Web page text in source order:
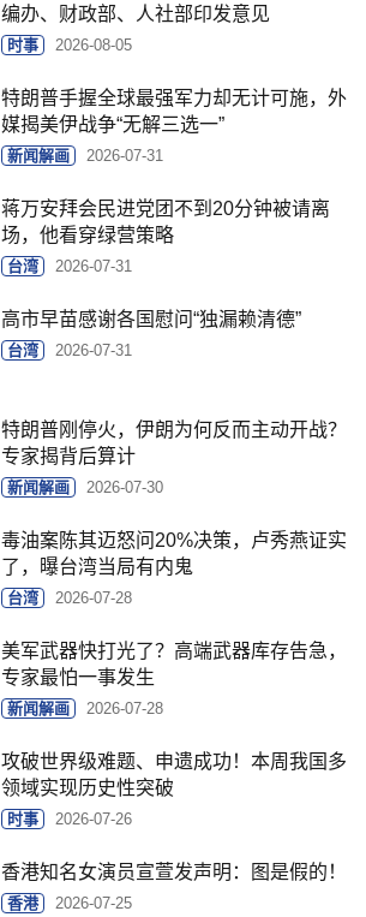
编办、财政部、人社部印发意见
时事 2026-08-05
特朗普手握全球最强军力却无计可施，外
媒揭美伊战争“无解三选一”
新闻解画 2026-07-31
蒋万安拜会民进党团不到20分钟被请离
场，他看穿绿营策略
台湾 2026-07-31
高市早苗感谢各国慰问“独漏赖清德”
台湾 2026-07-31
特朗普刚停火，伊朗为何反而主动开战？
专家揭背后算计
新闻解画 2026-07-30
毒油案陈其迈怒问20%决策，卢秀燕证实
了，曝台湾当局有内鬼
台湾 2026-07-28
美军武器快打光了？高端武器库存告急，
专家最怕一事发生
新闻解画 2026-07-28
攻破世界级难题、申遗成功！本周我国多
领域实现历史性突破
时事 2026-07-26
香港知名女演员宣萱发声明：图是假的！
香港 2026-07-25